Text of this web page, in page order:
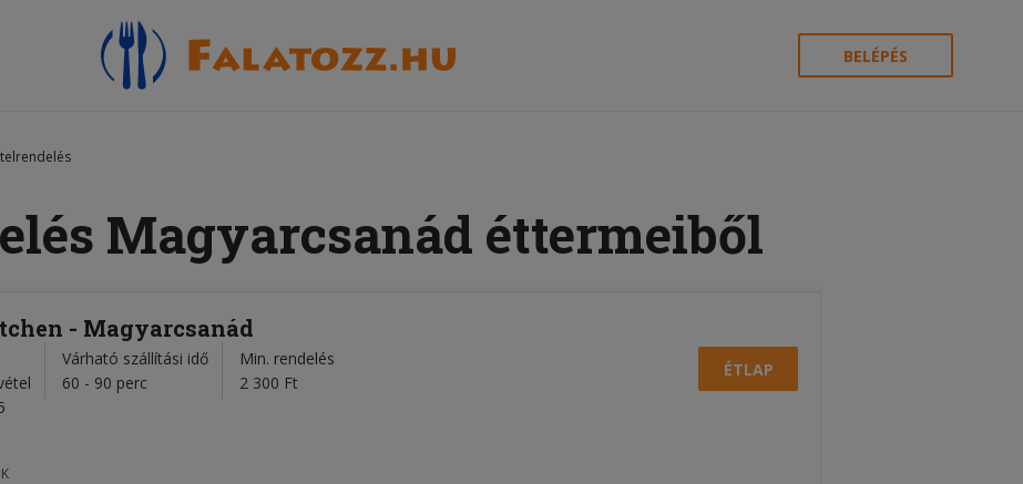
BELÉPÉS
Magyarcsanád éttermeiből
- Magyarcsanád
Várható szállítási idő
60 - 90 perc
Min. rendelés
2 300 Ft
ÉTLAP